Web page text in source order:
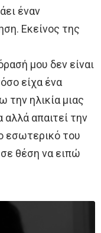
έναν
Εκείνος της
μου δεν είναι
είχα ένα
την ηλικία μιας
αλλά απαιτεί την
εσωτερικό του
θέση να ειπώ